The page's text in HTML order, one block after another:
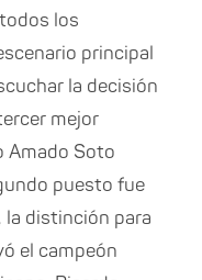
los
principal
la decisión
mejor
Amado Soto
puesto fue
la distinción para
el campeón